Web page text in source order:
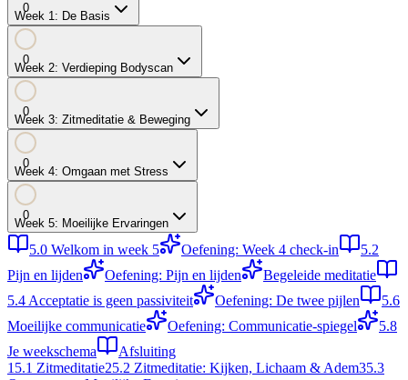
0
Week 1: De Basis
0
Week 2: Verdieping Bodyscan
0
Week 3: Zitmeditatie & Beweging
0
Week 4: Omgaan met Stress
0
Week 5: Moeilijke Ervaringen
5.0 Welkom in week 5 Oefening: Week 4 check-in
5.2
Pijn en lijden
Oefening: Pijn en lijden
Begeleide meditatie
5.4 Acceptatie is geen passiviteit Oefening: De twee pijlen
5.6
Moeilijke communicatie
Oefening: Communicatie-spiegel
5.8
Je weekschema
Afsluiting
1 5.1 Zitmeditatie25.2 Zitmeditatie: Kijken, Lichaam & Adem35.3